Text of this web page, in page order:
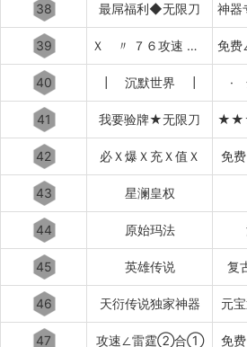
38 最屌福利◆无限刀
39 Ｘ 〃 ７６攻速 〃 Ｘ
40 ┃ 沉默世界 ┃ ·
41 我要验牌★无限刀
42 必Ｘ爆Ｘ充Ｘ值Ｘ 免
43 星澜皇权
44 原始玛法
45 英雄传说 复
46 天衍传说独家神器 元
47 攻速∠雷霆②合① 免